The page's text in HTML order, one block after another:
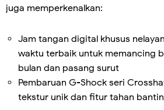
juga memperkenalkan:
Jam tangan digital khusus
waktu terbaik untuk memancing
bulan dan pasang surut
Pembaruan G-Shock seri
tekstur unik dan fitur tahan